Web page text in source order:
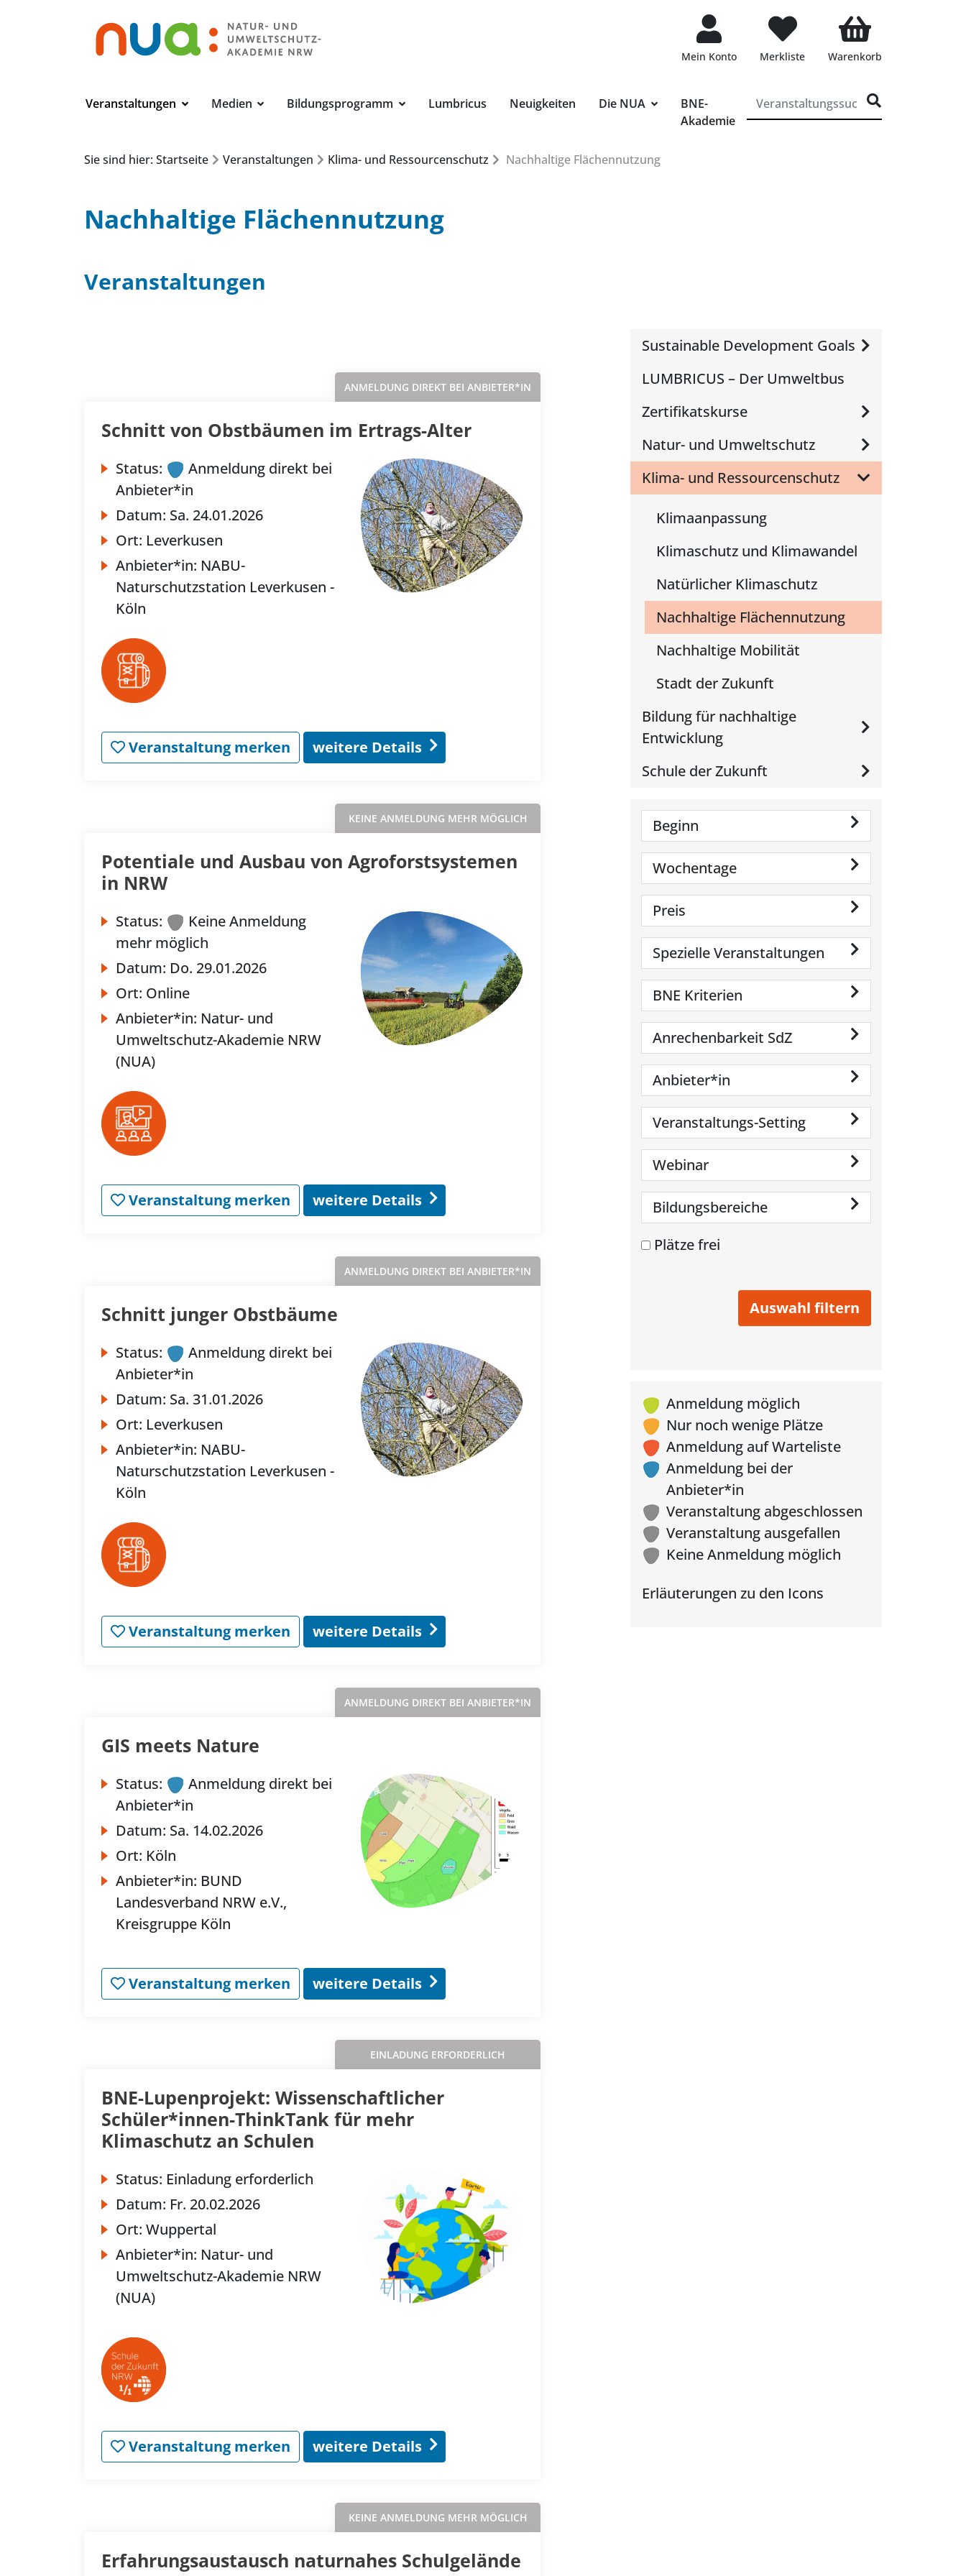
Mein Konto Merkliste Warenkorb
Veranstaltungen Medien Bildungsprogramm Lumbricus Neuigkeiten Die NUA
BNE-
Akademie
Sie sind hier: Startseite Veranstaltungen Klima- und Ressourcenschutz Nachhaltige Flächennutzung
Nachhaltige Flächennutzung
Veranstaltungen
ANMELDUNG DIREKT BEI ANBIETER*IN
Schnitt von Obstbäumen im Ertrags-Alter
Status:
Anmeldung direkt bei
Anbieter*in
Datum: Sa. 24.01.2026
Ort: Leverkusen
Anbieter*in: NABU-
Naturschutzstation Leverkusen -
Köln
Veranstaltung merken weitere Details
KEINE ANMELDUNG MEHR MÖGLICH
Potentiale und Ausbau von Agroforstsystemen
in NRW
Status:
Keine Anmeldung
mehr möglich
Datum: Do. 29.01.2026
Ort: Online
Anbieter*in: Natur- und
Umweltschutz-Akademie NRW
(NUA)
Veranstaltung merken weitere Details
ANMELDUNG DIREKT BEI ANBIETER*IN
Schnitt junger Obstbäume
Status:
Anmeldung direkt bei
Anbieter*in
Datum: Sa. 31.01.2026
Ort: Leverkusen
Anbieter*in: NABU-
Naturschutzstation Leverkusen -
Köln
Veranstaltung merken weitere Details
ANMELDUNG DIREKT BEI ANBIETER*IN
GIS meets Nature
Status:
Anmeldung direkt bei
Anbieter*in
Datum: Sa. 14.02.2026
Ort: Köln
Anbieter*in: BUND
Landesverband NRW e.V.,
Kreisgruppe Köln
Veranstaltung merken weitere Details
EINLADUNG ERFORDERLICH
BNE-Lupenprojekt: Wissenschaftlicher
Schüler*innen-ThinkTank für mehr
Klimaschutz an Schulen
Status: Einladung erforderlich
Datum: Fr. 20.02.2026
Ort: Wuppertal
Anbieter*in: Natur- und
Umweltschutz-Akademie NRW
(NUA)
Veranstaltung merken weitere Details
KEINE ANMELDUNG MEHR MÖGLICH
Erfahrungsaustausch naturnahes Schulgelände
Sustainable Development Goals
LUMBRICUS – Der Umweltbus
Zertifikatskurse
Natur- und Umweltschutz
Klima- und Ressourcenschutz
Klimaanpassung
Klimaschutz und Klimawandel
Natürlicher Klimaschutz
Nachhaltige Flächennutzung
Nachhaltige Mobilität
Stadt der Zukunft
Bildung für nachhaltige
Entwicklung
Schule der Zukunft
Beginn
Wochentage
Preis
Spezielle Veranstaltungen
BNE Kriterien
Anrechenbarkeit SdZ
Anbieter*in
Veranstaltungs-Setting
Webinar
Bildungsbereiche
Plätze frei
Anmeldung möglich
Nur noch wenige Plätze
Anmeldung auf Warteliste
Anmeldung bei der
Anbieter*in
Veranstaltung abgeschlossen
Veranstaltung ausgefallen
Keine Anmeldung möglich
Erläuterungen zu den Icons